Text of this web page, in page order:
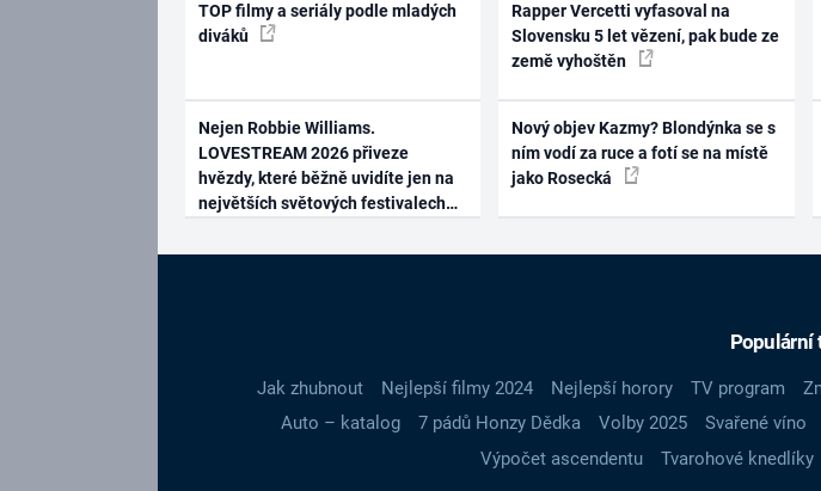
TOP filmy a seriály podle mladých
diváků
Nejen Robbie Williams.
LOVESTREAM 2026 přiveze
hvězdy, které běžně uvidíte jen na
největších světových festivalech
Rapper Vercetti vyfasoval na
Slovensku 5 let vězení, pak bude ze
země vyhoštěn
Nový objev Kazmy? Blondýnka se s
ním vodí za ruce a fotí se na místě
jako Rosecká
Populární
Jak zhubnout Nejlepší filmy 2024 Nejlepší horory TV program
Auto – katalog
7 pádů Honzy Dědka Volby 2025 Svařené víno
Výpočet ascendentu
Tvarohové knedlíky